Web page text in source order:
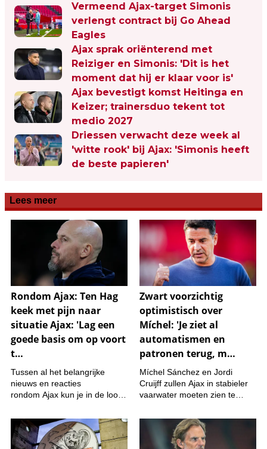
Vermeend Ajax-target Simonis
verlengt contract bij Go Ahead
Eagles
Ajax sprak oriënterend met
Reiziger en Simonis: 'Dit is het
moment dat hij er klaar voor is'
Ajax bevestigt komst Heitinga en
Keizer; trainersduo tekent tot
medio 2027
Driessen verwacht deze week al
'witte rook' bij Ajax: 'Simonis heeft
de beste papieren'